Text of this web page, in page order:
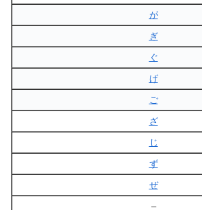
が
ぎ
ぐ
げ
ご
ざ
じ
ず
ぜ
–